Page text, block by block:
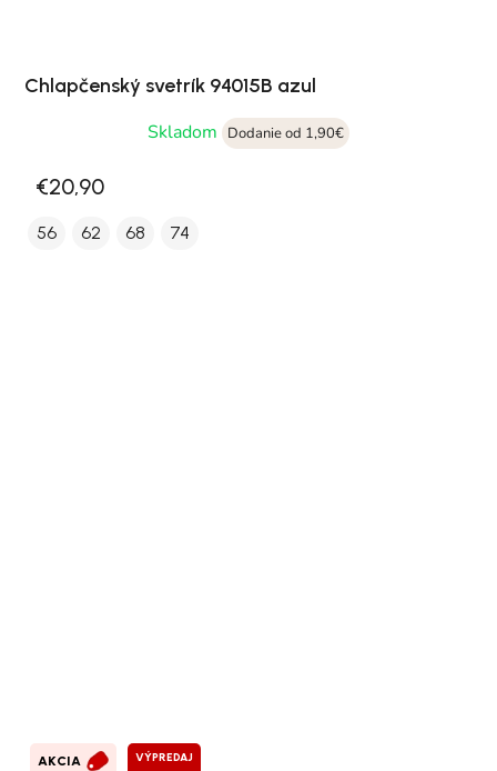
Chlapčenský svetrík 94015B azul
Skladom
Dodanie od 1,90€
€20,90
56 62 68 74
AKCIA VÝPREDAJ